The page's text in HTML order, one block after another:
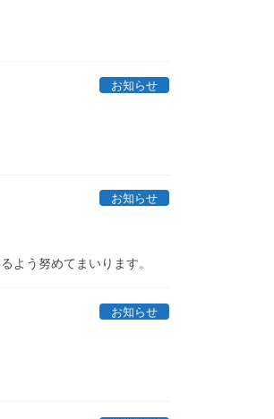
お知らせ
お知らせ
よう努めてまいります。
お知らせ